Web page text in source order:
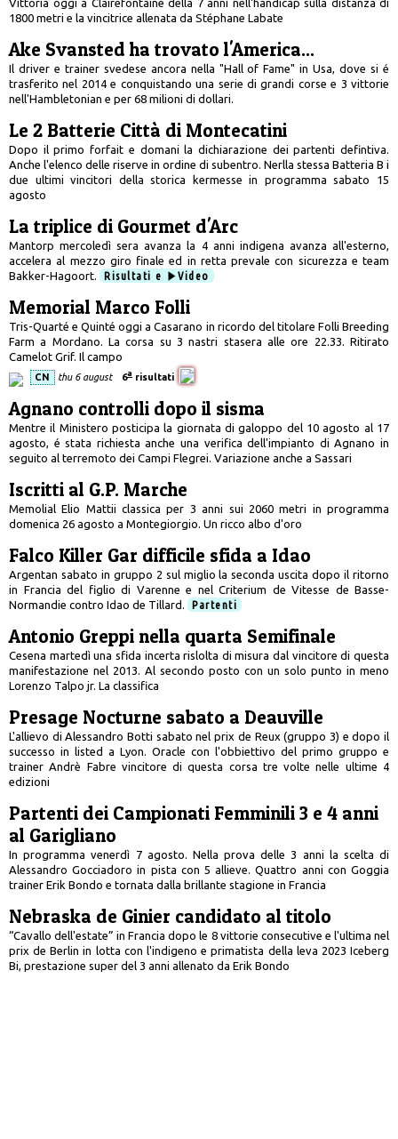
Vittoria oggi a Clairefontaine della 7 anni nell'handicap sulla distanza di
1800 metri e la vincitrice allenata da Stéphane Labate
Ake Svansted ha trovato l'America...
Il driver e trainer svedese ancora nella "Hall of Fame" in Usa, dove si é
trasferito nel 2014 e conquistando una serie di grandi corse e 3 vittorie
nell'Hambletonian e per 68 milioni di dollari.
Le 2 Batterie Città di Montecatini
Dopo il primo forfait e domani la dichiarazione dei partenti defintiva.
Anche l'elenco delle riserve in ordine di subentro. Nerlla stessa Batteria B i
due ultimi vincitori della storica kermesse in programma sabato 15
agosto
La triplice di Gourmet d'Arc
Mantorp mercoledì sera avanza la 4 anni indigena avanza all'esterno,
accelera al mezzo giro finale ed in retta prevale con sicurezza e team
Bakker-Hagoort.
Risultati e Video
Memorial Marco Folli
Tris-Quarté e Quinté oggi a Casarano in ricordo del titolare Folli Breeding
Farm a Mordano. La corsa su 3 nastri stasera alle ore 22.33. Ritirato
Camelot Grif. Il campo
CN thu 6 august 6a risultati
Agnano controlli dopo il sisma
Mentre il Ministero posticipa la giornata di galoppo del 10 agosto al 17
agosto, é stata richiesta anche una verifica dell'impianto di Agnano in
seguito al terremoto dei Campi Flegrei. Variazione anche a Sassari
Iscritti al G.P. Marche
Memolial Elio Mattii classica per 3 anni sui 2060 metri in programma
domenica 26 agosto a Montegiorgio. Un ricco albo d'oro
Falco Killer Gar difficile sfida a Idao
Argentan sabato in gruppo 2 sul miglio la seconda uscita dopo il ritorno
in Francia del figlio di Varenne e nel Criterium de Vitesse de Basse-
Normandie contro Idao de Tillard.
Partenti
Antonio Greppi nella quarta Semifinale
Cesena martedì una sfida incerta rislolta di misura dal vincitore di questa
manifestazione nel 2013. Al secondo posto con un solo punto in meno
Lorenzo Talpo jr. La classifica
Presage Nocturne sabato a Deauville
L'allievo di Alessandro Botti sabato nel prix de Reux (gruppo 3) e dopo il
successo in listed a Lyon. Oracle con l'obbiettivo del primo gruppo e
trainer Andrè Fabre vincitore di questa corsa tre volte nelle ultime 4
edizioni
Partenti dei Campionati Femminili 3 e 4 anni
al Garigliano
In programma venerdì 7 agosto. Nella prova delle 3 anni la scelta di
Alessandro Gocciadoro in pista con 5 allieve. Quattro anni con Goggia
trainer Erik Bondo e tornata dalla brillante stagione in Francia
Nebraska de Ginier candidato al titolo
“Cavallo dell'estate” in Francia dopo le 8 vittorie consecutive e l'ultima nel
prix de Berlin in lotta con l'indigeno e primatista della leva 2023 Iceberg
Bi, prestazione super del 3 anni allenato da Erik Bondo